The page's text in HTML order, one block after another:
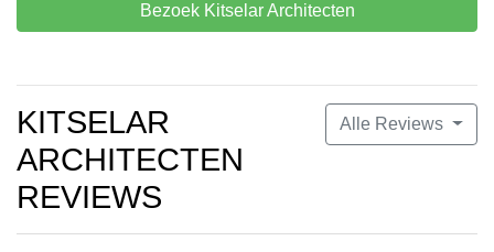
Bezoek Kitselar Architecten
Alle Reviews
KITSELAR
ARCHITECTEN
REVIEWS